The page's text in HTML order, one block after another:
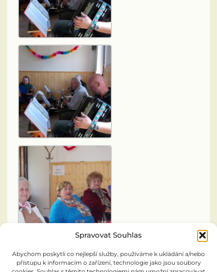
Spravovat Souhlas
Abychom poskytli co nejlepší služby, používáme k ukládání a/nebo
přístupu k informacím o zařízení, technologie jako jsou soubory